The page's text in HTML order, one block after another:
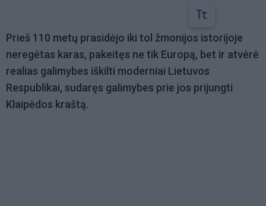
Prieš 110 metų prasidėjo iki tol žmonijos istorijoje
neregėtas karas, pakeitęs ne tik Europą, bet ir atvėrė
realias galimybes iškilti moderniai Lietuvos
Respublikai, sudaręs galimybes prie jos prijungti
Klaipėdos kraštą.